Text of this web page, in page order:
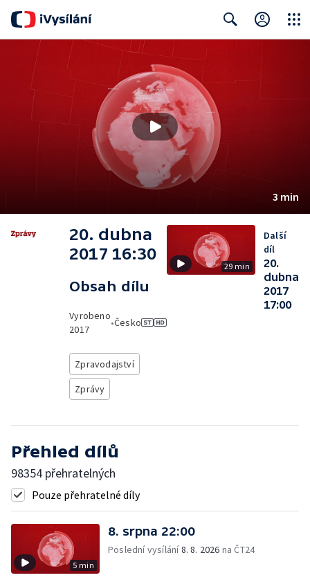
3 min
20. dubna
2017 16:30
Obsah dílu
Vyrobeno
2017
•Česko
Zpravodajství
Zprávy
29 min
Další
díl
20.
dubna
2017
17:00
Přehled dílů
98354 přehratelných
Pouze přehratelné díly
5 min
8. srpna 22:00
Poslední vysílání8. 8. 2026 na ČT24